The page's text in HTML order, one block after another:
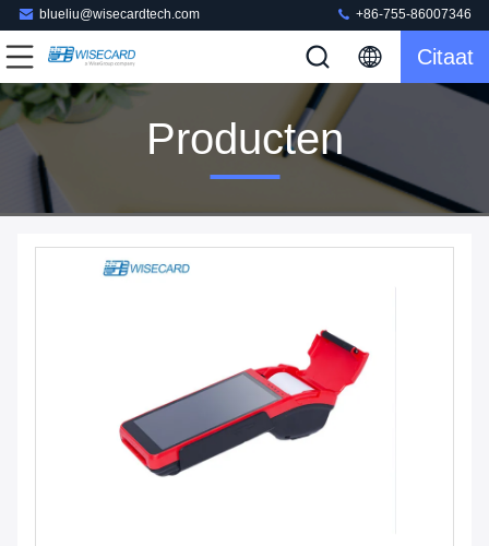
blueliu@wisecardtech.com +86-755-86007346
Citaat
Producten